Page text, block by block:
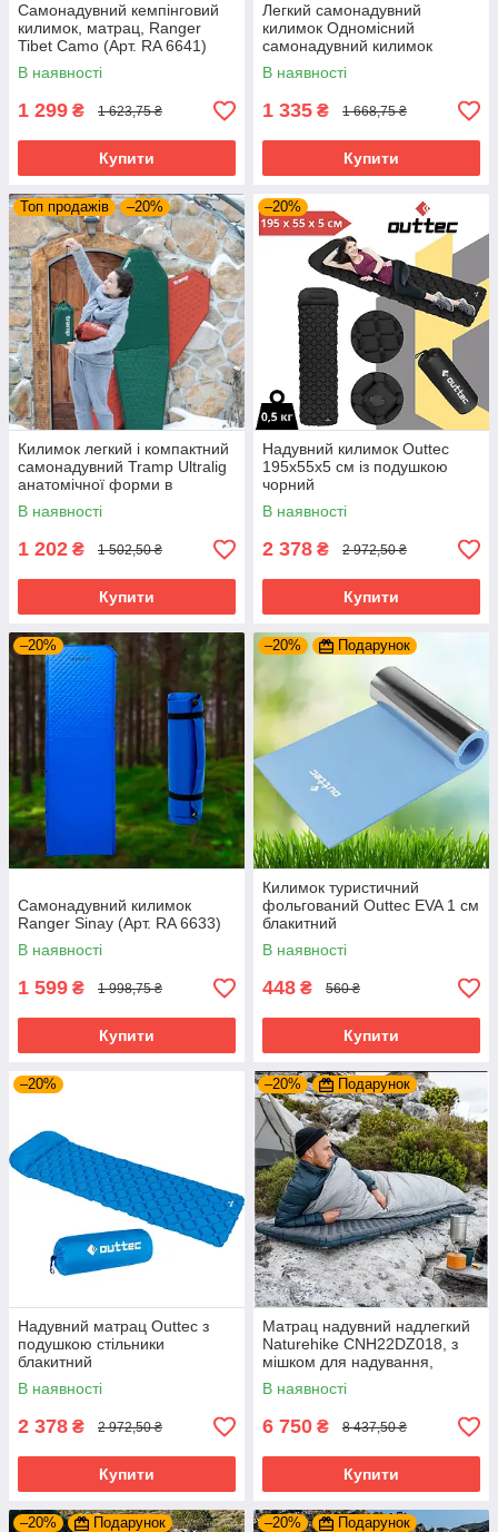
Самонадувний кемпінговий
килимок, матрац, Ranger
Tibet Camo (Арт. RA 6641)
(навантаження 100 кг)
В наявності
1 299 ₴ 1 623,75 ₴
Купити
Легкий самонадувний
килимок Одномісний
самонадувний килимок
Tramp TRI-005
blue190x60x2,5 UTRI-005
В наявності
1 335 ₴ 1 668,75 ₴
Купити
Топ продажів –20%
Килимок легкий і компактний
самонадувний Tramp Ultralig
анатомічної форми в
зеленому кольорі 183х51х3
В наявності
1 202 ₴ 1 502,50 ₴
Купити
–20%
Надувний килимок Outtec
195х55х5 см із подушкою
чорний
В наявності
2 378 ₴ 2 972,50 ₴
Купити
–20%
Самонадувний килимок
Ranger Sinay (Арт. RA 6633)
В наявності
1 599 ₴ 1 998,75 ₴
Купити
–20% Подарунок
Килимок туристичний
фольгований Outtec EVA 1 см
блакитний
В наявності
448 ₴ 560 ₴
Купити
–20%
Надувний матрац Outtec з
подушкою стільники
блакитний
В наявності
2 378 ₴ 2 972,50 ₴
Купити
–20% Подарунок
Матрац надувний надлегкий
Naturehike CNH22DZ018, з
мішком для надування,
одномісний чорний 183 см
В наявності
6 750 ₴ 8 437,50 ₴
Купити
–20% Подарунок –20% Подарунок